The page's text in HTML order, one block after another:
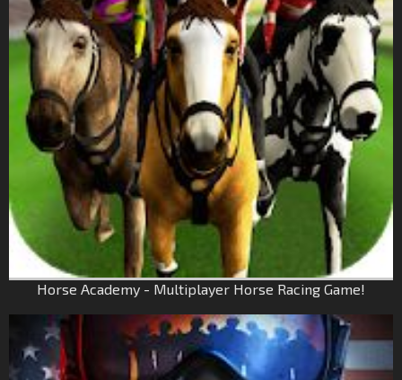
Horse Academy - Multiplayer Horse Racing Game!